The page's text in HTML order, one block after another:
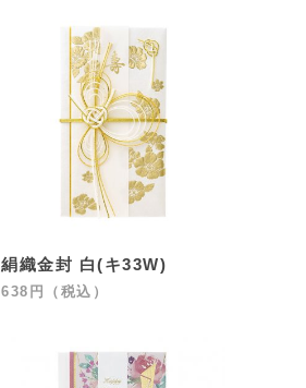
絹織金封 白(キ33W)
638円（税込）